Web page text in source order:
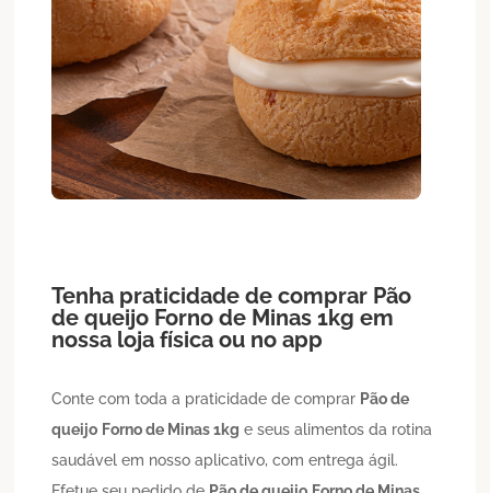
Tenha praticidade de comprar Pão
de queijo Forno de Minas 1kg em
nossa loja física ou no app
Conte com toda a praticidade de comprar Pão de
queijo Forno de Minas 1kg e seus alimentos da rotina
saudável em nosso aplicativo, com entrega ágil.